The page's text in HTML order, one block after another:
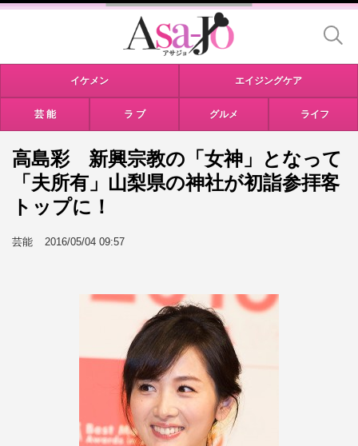
イケメン エイジングケア
芸 能 ラ ブ グルメ ライフ
高島彩 新興宗教の「女神」となって
「夫所有」山梨県の神社が初詣参拝客
トップに！
芸能 2016/05/04 09:57